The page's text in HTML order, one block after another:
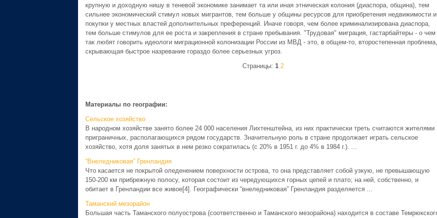
крупную и доходную нишу в теневой экономике занимает та или иная этническая колония (диаспора, община), тем
сильнее экономический стимул новых мигрантов, тем больше у общины ресурсов для приобретения недвижимости и
покупки у местных властей дополнительных преференций. Иначе говоря, чем более криминализирована диаспора,
тем больше стимулов для ее роста и закрепления в стране пребывания. "Трудовая" миграция, гастарбайтеры - о чем
так любят говорить идеологи миграционной колонизации России из МВД - это, в общем-то, второстепенная проблема,
скрывающая быстрое назревание гораздо более серьезных угроз.
Страницы: 1 2
Материалы по географии:
Сельское хозяйство
В народном хозяйстве занято более 24 000 населения Лихтенштейна, из них практически треть считаются жителями
приграничных, располагающихся рядом государств. Значительную роль в стране продолжает играть сельское
хозяйство, хотя доля занятых в нем резко сократилась (с 20% в 1951 г. до 4% в 1984 г.). ...
“Внеледниковая” Гренландия
Что касается не покрытой оледенением поверхности острова, то она представляет собой узкую, не превышающую
150-200 км прибрежную полосу, которая состоит из чередующихся горных цепей и плато; на ней, собственно, и
обитает в Гренландии все живое[4]. Географически “внеледниковая” Гренландия разделяется ...
Таманский мезорайон
Большая часть Таманского полуострова (соответственно и Таманского мезорайона) находится в составе